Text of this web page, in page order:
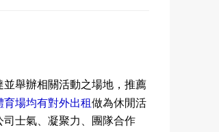
舉辦相關活動之場地，推薦
育場均有對外出租做為休閒活
士氣、凝聚力、團隊合作